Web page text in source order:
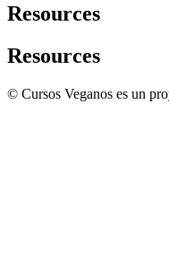
Resources
Resources
© Cursos Veganos es un